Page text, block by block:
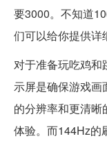
要3000。不知道
们可以给你提供详
对于准备玩吃鸡和
示屏是确保游戏
的分辨率和更清
体验。而144Hz的